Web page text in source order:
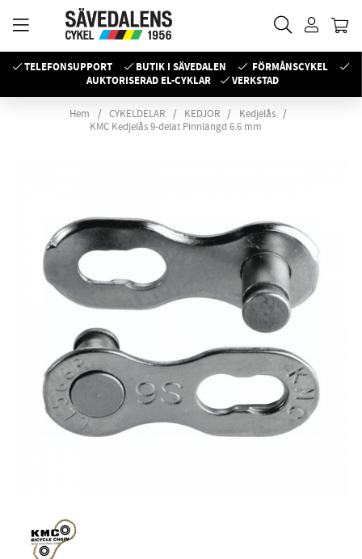
TELEFONSUPPORT BUTIK I SÄVEDALEN
FÖRMÅNSCYKEL
AUKTORISERAD EL-CYKLAR
VERKSTAD
Hem CYKELDELAR KEDJOR
Kedjelås
KMC Kedjelås 9-delat Pinnlängd 6.6 mm